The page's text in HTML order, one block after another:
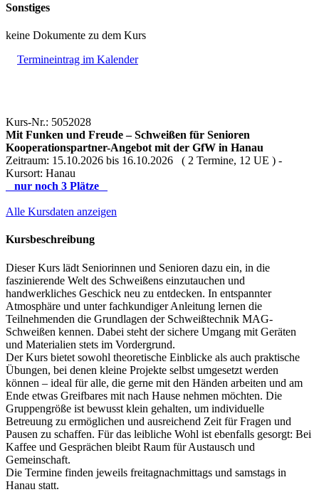
Sonstiges
keine Dokumente zu dem Kurs
Termineintrag im Kalender
Kurs-Nr.: 5052028
Mit Funken und Freude – Schweißen für Senioren
Kooperationspartner-Angebot mit der GfW in Hanau
Zeitraum: 15.10.2026 bis 16.10.2026 ( 2 Termine, 12 UE ) -
Kursort: Hanau
nur noch 3 Plätze
Alle Kursdaten anzeigen
Kursbeschreibung
Dieser Kurs lädt Seniorinnen und Senioren dazu ein, in die
faszinierende Welt des Schweißens einzutauchen und
handwerkliches Geschick neu zu entdecken. In entspannter
Atmosphäre und unter fachkundiger Anleitung lernen die
Teilnehmenden die Grundlagen der Schweißtechnik MAG-
Schweißen kennen. Dabei steht der sichere Umgang mit Geräten
und Materialien stets im Vordergrund.
Der Kurs bietet sowohl theoretische Einblicke als auch praktische
Übungen, bei denen kleine Projekte selbst umgesetzt werden
können – ideal für alle, die gerne mit den Händen arbeiten und am
Ende etwas Greifbares mit nach Hause nehmen möchten. Die
Gruppengröße ist bewusst klein gehalten, um individuelle
Betreuung zu ermöglichen und ausreichend Zeit für Fragen und
Pausen zu schaffen. Für das leibliche Wohl ist ebenfalls gesorgt: Bei
Kaffee und Gesprächen bleibt Raum für Austausch und
Gemeinschaft.
Die Termine finden jeweils freitagnachmittags und samstags in
Hanau statt.